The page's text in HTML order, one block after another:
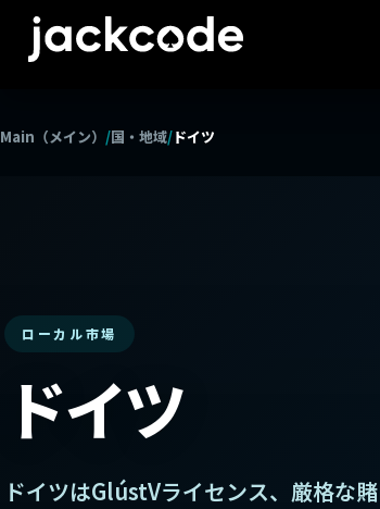
Main（メイン） /国・地域/ドイツ
ローカル市場
ドイツ
ドイツはGlústVライセンス、厳格な